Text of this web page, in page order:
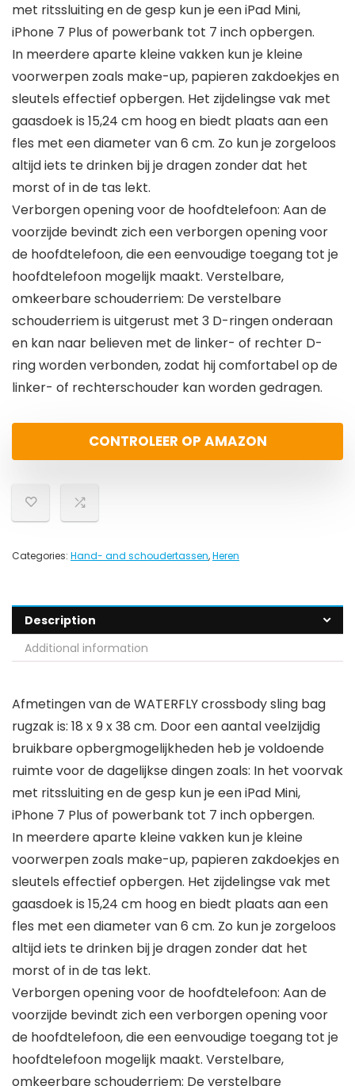
met ritssluiting en de gesp kun je een iPad Mini,
iPhone 7 Plus of powerbank tot 7 inch opbergen.
In meerdere aparte kleine vakken kun je kleine
voorwerpen zoals make-up, papieren zakdoekjes en
sleutels effectief opbergen. Het zijdelingse vak met
gaasdoek is 15,24 cm hoog en biedt plaats aan een
fles met een diameter van 6 cm. Zo kun je zorgeloos
altijd iets te drinken bij je dragen zonder dat het
morst of in de tas lekt.
Verborgen opening voor de hoofdtelefoon: Aan de
voorzijde bevindt zich een verborgen opening voor
de hoofdtelefoon, die een eenvoudige toegang tot je
hoofdtelefoon mogelijk maakt. Verstelbare,
omkeerbare schouderriem: De verstelbare
schouderriem is uitgerust met 3 D-ringen onderaan
en kan naar believen met de linker- of rechter D-
ring worden verbonden, zodat hij comfortabel op de
linker- of rechterschouder kan worden gedragen.
CONTROLEER OP AMAZON
Categories: Hand- and schoudertassen,Heren
Description
Additional information
Afmetingen van de WATERFLY crossbody sling bag
rugzak is: 18 x 9 x 38 cm. Door een aantal veelzijdig
bruikbare opbergmogelijkheden heb je voldoende
ruimte voor de dagelijkse dingen zoals: In het voorvak
met ritssluiting en de gesp kun je een iPad Mini,
iPhone 7 Plus of powerbank tot 7 inch opbergen.
In meerdere aparte kleine vakken kun je kleine
voorwerpen zoals make-up, papieren zakdoekjes en
sleutels effectief opbergen. Het zijdelingse vak met
gaasdoek is 15,24 cm hoog en biedt plaats aan een
fles met een diameter van 6 cm. Zo kun je zorgeloos
altijd iets te drinken bij je dragen zonder dat het
morst of in de tas lekt.
Verborgen opening voor de hoofdtelefoon: Aan de
voorzijde bevindt zich een verborgen opening voor
de hoofdtelefoon, die een eenvoudige toegang tot je
hoofdtelefoon mogelijk maakt. Verstelbare,
omkeerbare schouderriem: De verstelbare